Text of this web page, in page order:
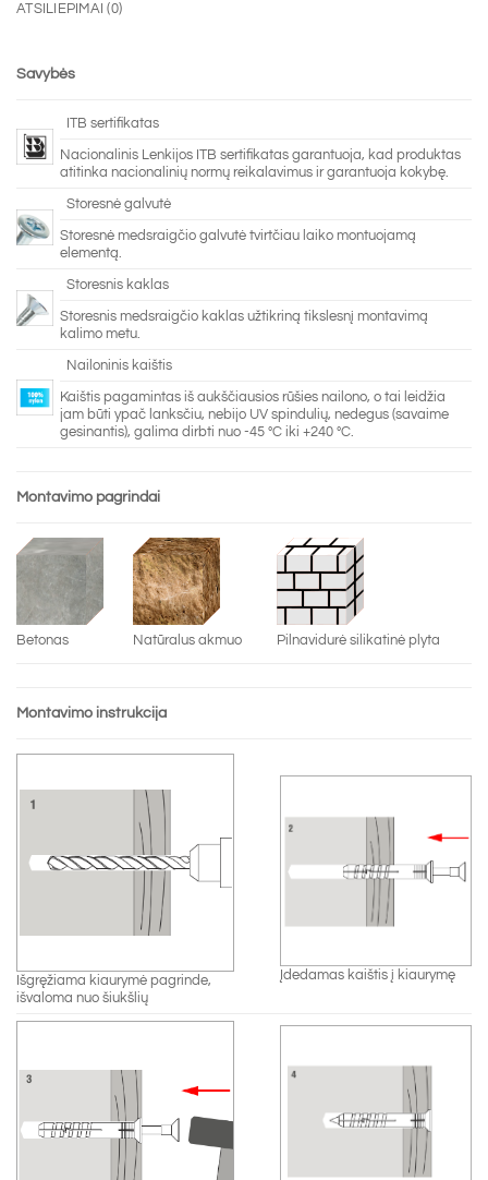
ATSILIEPIMAI (0)
Savybės
ITB sertifikatas
Nacionalinis Lenkijos ITB sertifikatas garantuoja, kad produktas
atitinka nacionalinių normų reikalavimus ir garantuoja kokybę.
Storesnė galvutė
Storesnė medsraigčio galvutė tvirtčiau laiko montuojamą
elementą.
Storesnis kaklas
Storesnis medsraigčio kaklas užtikriną tikslesnį montavimą
kalimo metu.
Nailoninis kaištis
Kaištis pagamintas iš aukščiausios rūšies nailono, o tai leidžia
jam būti ypač lanksčiu, nebijo UV spindulių, nedegus (savaime
gesinantis), galima dirbti nuo -45 °C iki +240 °C.
Montavimo pagrindai
Betonas Natūralus akmuo Pilnavidurė silikatinė plyta
Montavimo instrukcija
Išgręžiama kiaurymė pagrinde,
išvaloma nuo šiukšlių
Įdedamas kaištis į kiaurymę